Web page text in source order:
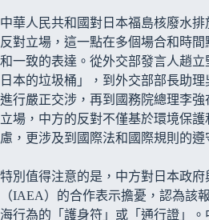
中華人民共和國對日本福島核廢水
反對立場，這一點在多個場合和時
和一致的表達。從外交部發言人趙立
日本的垃圾桶」，到外交部部長助
進行嚴正交涉，再到國務院總理李強
立場，中方的反對不僅基於環境保護
慮，更涉及到國際法和國際規則的遵
特別值得注意的是，中方對日本政
（IAEA）的合作表示擔憂，認為該
海行為的「護身符」或「通行證」